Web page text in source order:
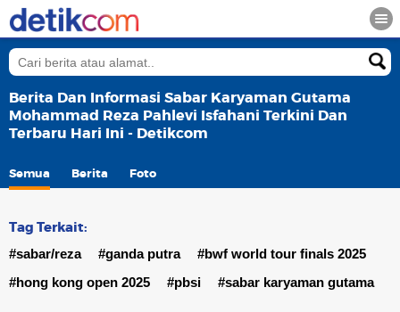
Berita Dan Informasi Sabar Karyaman Gutama
Mohammad Reza Pahlevi Isfahani Terkini Dan
Terbaru Hari Ini - Detikcom
Semua Berita Foto
Tag Terkait:
#sabar/reza #ganda putra
#bwf world tour finals 2025
#hong kong open 2025
#pbsi #sabar karyaman gutama